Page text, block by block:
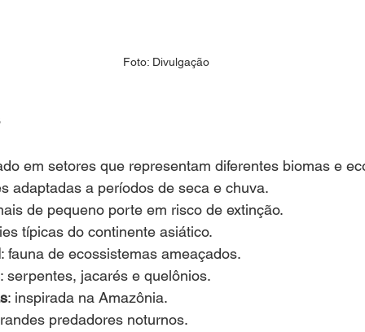
Foto: Divulgação
em setores que representam diferentes biomas e
adaptadas a períodos de seca e chuva.
de pequeno porte em risco de extinção.
típicas do continente asiático.
: fauna de ecossistemas ameaçados.
: serpentes, jacarés e quelônios.
: inspirada na Amazônia.
predadores noturnos.